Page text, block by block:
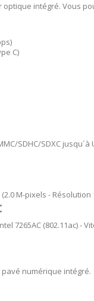
optique intégré. Vous
C)
SDHC/SDXC jusqu´à
M-pixels - Résolution
7265AC (802.11ac) -
pavé numérique intégré.